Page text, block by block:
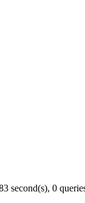
second(s), 0